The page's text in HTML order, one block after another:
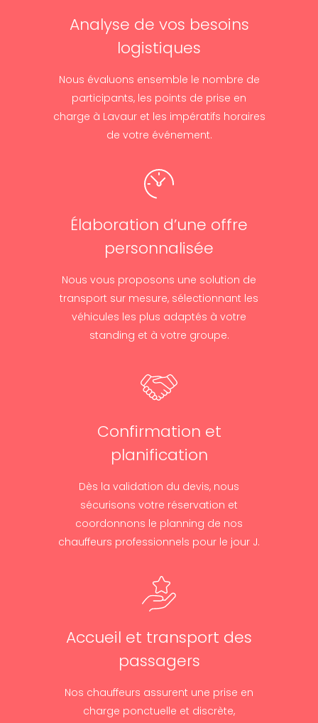
Analyse de vos besoins
logistiques
Nous évaluons ensemble le nombre de
participants, les points de prise en
charge à Lavaur et les impératifs horaires
de votre événement.
Élaboration d’une offre
personnalisée
Nous vous proposons une solution de
transport sur mesure, sélectionnant les
véhicules les plus adaptés à votre
standing et à votre groupe.
Confirmation et
planification
Dès la validation du devis, nous
sécurisons votre réservation et
coordonnons le planning de nos
chauffeurs professionnels pour le jour J.
Accueil et transport des
passagers
Nos chauffeurs assurent une prise en
charge ponctuelle et discrète,